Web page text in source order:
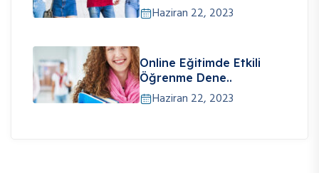
Haziran 22, 2023
Online Eğitimde Etkili
Öğrenme Dene..
Haziran 22, 2023